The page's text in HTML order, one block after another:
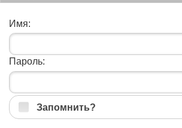
Имя:
Пароль:
Запомнить?